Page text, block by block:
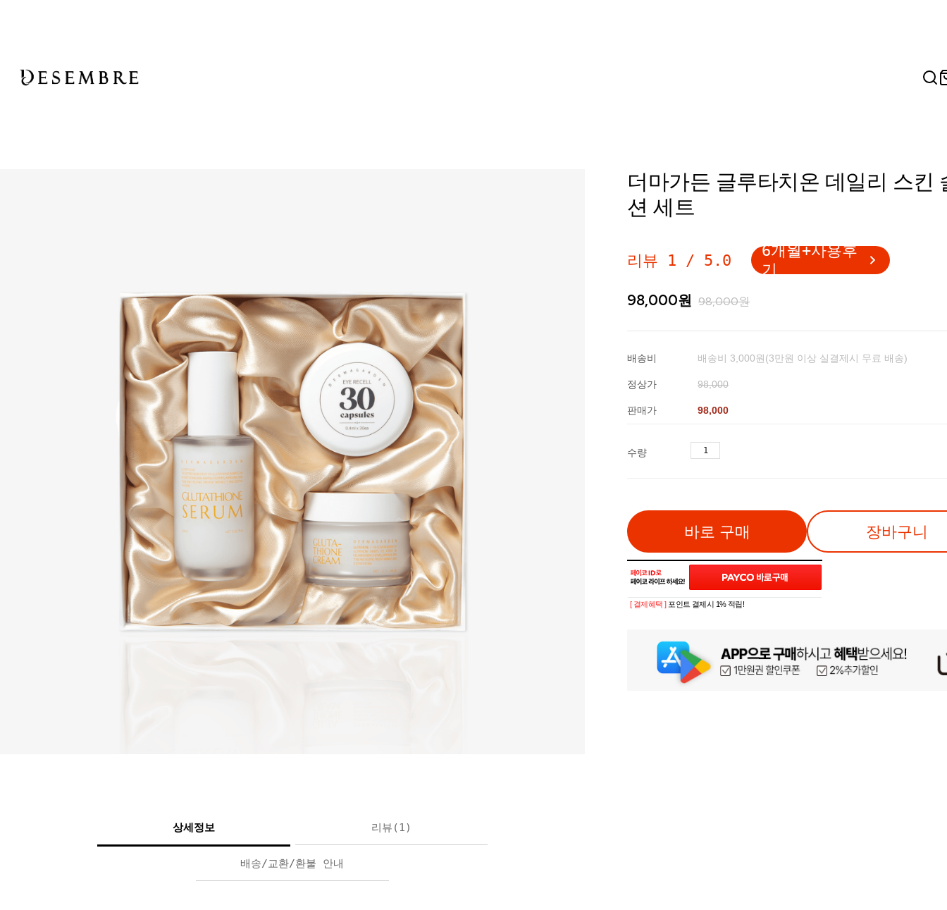
더마가든 글루타치온 데일리 스킨
션 세트
리뷰 1 / 5.0
6개월+사용후
기
98,000원 98,000원
배송비 배송비 3,000원(3만원 이상 실결제시 무료 배송)
정상가 98,000
판매가 98,000
수량
바로 구매 장바구니
[ 결제혜택 ] 포인트 결제시 1% 적립!
상세정보 리뷰(1)
배송/교환/환불 안내